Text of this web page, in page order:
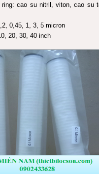
cao su nitril, viton, cao su
0,45, 1, 3, 5 micron
20, 30, 40 inch